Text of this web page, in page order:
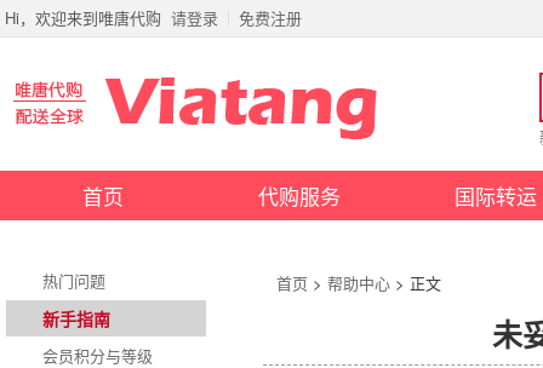
Hi，欢迎来到唯唐代购 请登录 免费注册
首页 代购服务 国际转运
热门问题
新手指南
会员积分与等级
首页 > 帮助中心 > 正文
未